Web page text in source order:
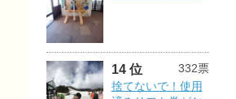
14 位
332票
捨てないで！使用